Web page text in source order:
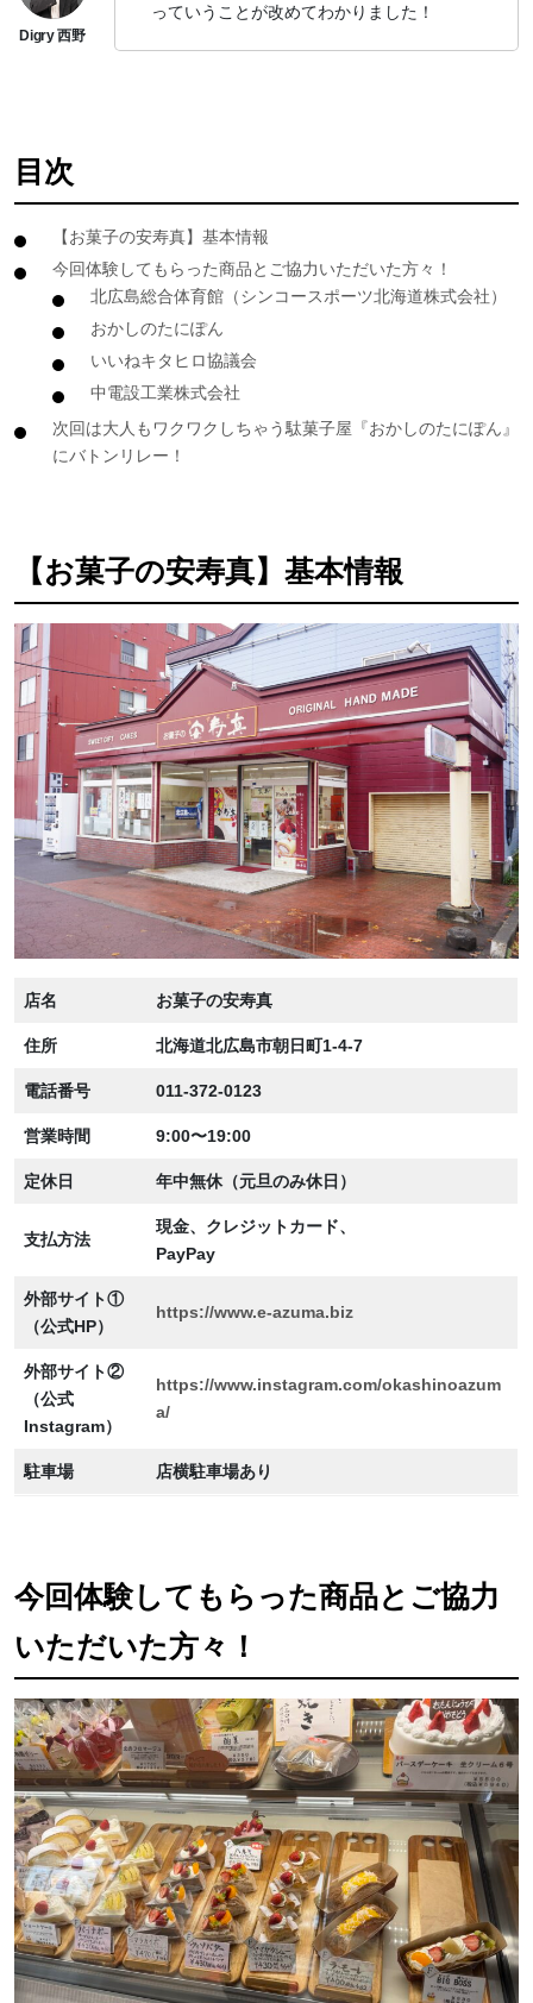
っていうことが改めてわかりました！
目次
【お菓子の安寿真】基本情報
今回体験してもらった商品とご協力いただいた方々！
北広島総合体育館（シンコースポーツ北海道株式会社）
おかしのたにぽん
いいねキタヒロ協議会
中電設工業株式会社
次回は大人もワクワクしちゃう駄菓子屋『おかしのたにぽん』
にバトンリレー！
【お菓子の安寿真】基本情報
店名 お菓子の安寿真
住所 北海道北広島市朝日町1-4-7
電話番号 011-372-0123
営業時間 9:00〜19:00
定休日 年中無休（元旦のみ休日）
支払方法
現金、クレジットカード、
PayPay
外部サイト①
（公式HP）
https://www.e-azuma.biz
外部サイト②
（公式
Instagram）
https://www.instagram.com/okashinoazum
a/
駐車場 店横駐車場あり
今回体験してもらった商品とご協力
いただいた方々！